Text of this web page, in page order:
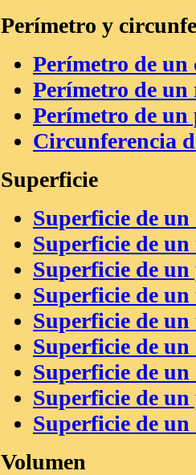
Perímetro y
Perímetro de un
Perímetro de un
Perímetro de
Circunferencia
Superficie
Superficie de
Superficie de
Superficie de
Superficie de
Superficie de
Superficie de
Superficie de un
Superficie de
Superficie de
Volumen